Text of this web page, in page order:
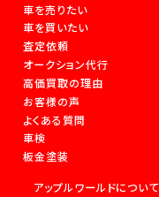
車を売りたい
車を買いたい
査定依頼
オークション代行
高価買取の理由
お客様の声
よくある質問
車検
板金塗装
アップルワールドについて